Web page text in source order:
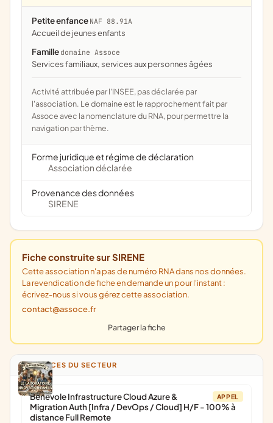
Petite enfance NAF 88.91A
Accueil de jeunes enfants
Famille domaine Assoce
services familiaux, services aux personnes âgées
Activité attribuée par l'INSEE, pas déclarée par
l'association. Le domaine est le rapprochement fait par
Assoce avec la nomenclature du RNA, pour permettre la
navigation par thème.
Forme juridique et régime de déclaration
Association déclarée
Provenance des données
SIRENE
Fiche construite sur SIRENE
Cette association n'a pas de numéro RNA dans nos données.
La revendication de fiche en demande un pour l'instant :
écrivez-nous si vous gérez cette association.
contact@assoce.fr
Partager la fiche
ANNONCES DU SECTEUR
APPEL
Bénévole Infrastructure Cloud Azure &
Migration Auth [Infra / DevOps / Cloud] H/F - 100% à
distance Full Remote